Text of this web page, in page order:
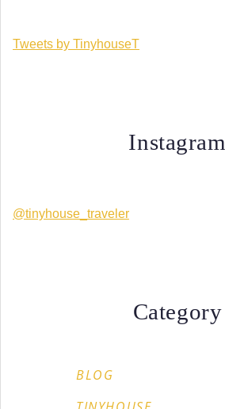
Tweets by TinyhouseT
Instagram
@tinyhouse_traveler
Category
BLOG